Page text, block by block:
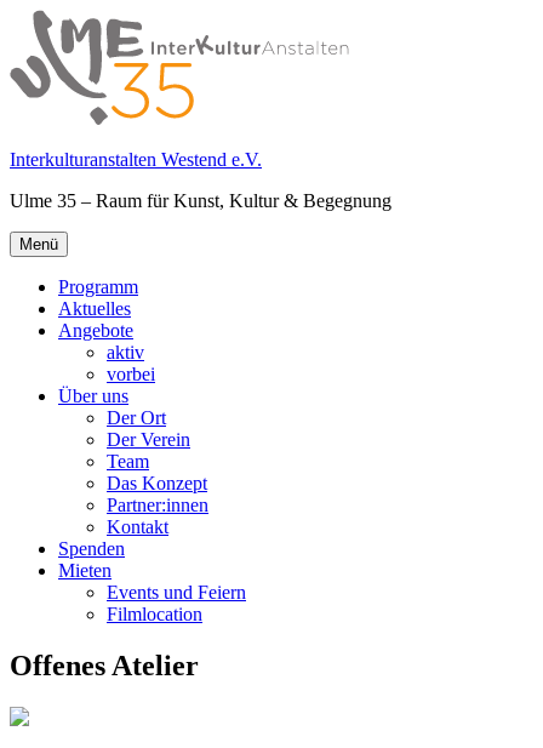
Springe
zum
Inhalt
Interkulturanstalten Westend e.V.
Ulme 35 – Raum für Kunst, Kultur & Begegnung
Primäres
Menü
Menü
Programm
Aktuelles
Angebote
aktiv
vorbei
Über uns
Der Ort
Der Verein
Team
Das Konzept
Partner:innen
Kontakt
Spenden
Mieten
Events und Feiern
Filmlocation
Offenes Atelier